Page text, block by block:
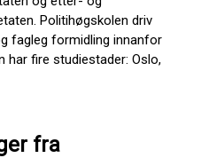
Politihøgskolen driv
fagleg formidling innanfor
har fire studiestader: Oslo,
fra